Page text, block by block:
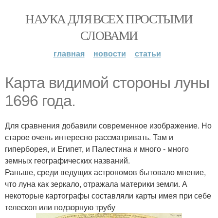
НАУКА ДЛЯ ВСЕХ ПРОСТЫМИ
СЛОВАМИ
главная новости статьи
Карта видимой стороны луны
1696 года.
Для сравнения добавили современное изображение. Но
старое очень интересно рассматривать. Там и
гиперборея, и Египет, и Палестина и много - много
земных географических названий.
Раньше, среди ведущих астрономов бытовало мнение,
что луна как зеркало, отражала материки земли. А
некоторые картографы составляли карты имея при себе
телескоп или подзорную трубу